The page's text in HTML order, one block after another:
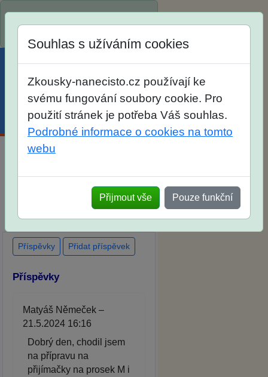
Menu Účet Košík
po skutečných přijímacích
zkouškách
Souhlas s užíváním cookies
Zkousky-nanecisto.cz používají ke
svému fungování soubory cookie. Pro
použití stránek je potřeba Váš souhlas.
Podrobné informace o cookies na tomto
webu
Přijmout vše Pouze funkční
Příspěvky Přidat příspěvek
Příspěvky
Matyáš Němeček –
21.5.2024 16:16
Dobrý den, chodil jsem
na přípravu na
přijímačky na prosek M i